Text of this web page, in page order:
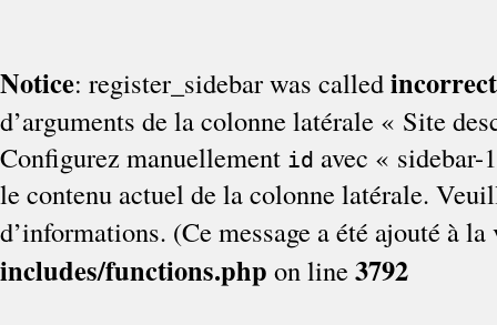
Notice: register_sidebar was called
d’arguments de la colonne latérale « Site
Configurez manuellement id avec «
le contenu actuel de la colonne latérale.
d’informations. (Ce message a été ajouté à
includes/functions.php on line 3792